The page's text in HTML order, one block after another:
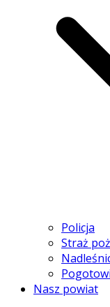
Policja
Straż
Nasz powiat